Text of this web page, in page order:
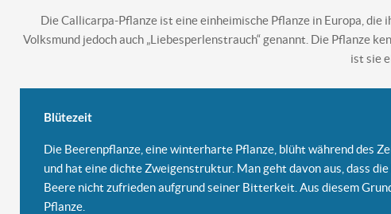
Die Callicarpa-Pflanze ist eine einheimische Pflanze in Europa,
Volksmund jedoch auch „Liebesperlenstrauch“ genannt. Die Pflanze
ist sie
Blütezeit
Die Beerenpflanze, eine winterharte Pflanze, blüht während des
und hat eine dichte Zweigenstruktur. Man geht davon aus, dass
Beere nicht zufrieden aufgrund seiner Bitterkeit. Aus diesem
Pflanze.